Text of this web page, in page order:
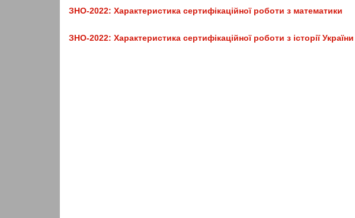
ЗНО-2022: Характеристика сертифікаційної роботи з математики
ЗНО-2022: Характеристика сертифікаційної роботи з історії України